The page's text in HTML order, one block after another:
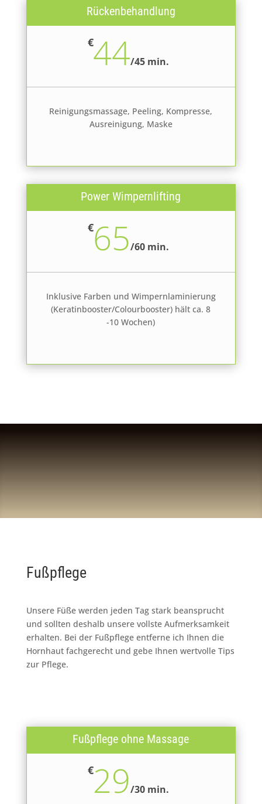
Rückenbehandlung
€44/45 min.
Reinigungsmassage, Peeling, Kompresse,
Ausreinigung, Maske
Power Wimpernlifting
€65/60 min.
Inklusive Farben und Wimpernlaminierung
(Keratinbooster/Colourbooster) hält ca. 8
-10 Wochen)
Fußpflege
Unsere Füße werden jeden Tag stark beansprucht
und sollten deshalb unsere vollste Aufmerksamkeit
erhalten. Bei der Fußpflege entferne ich Ihnen die
Hornhaut fachgerecht und gebe Ihnen wertvolle Tips
zur Pflege.
Fußpflege ohne Massage
€29/30 min.